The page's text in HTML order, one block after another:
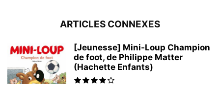
ARTICLES CONNEXES
[Jeunesse] Mini-Loup Champion
de foot, de Philippe Matter
(Hachette Enfants)